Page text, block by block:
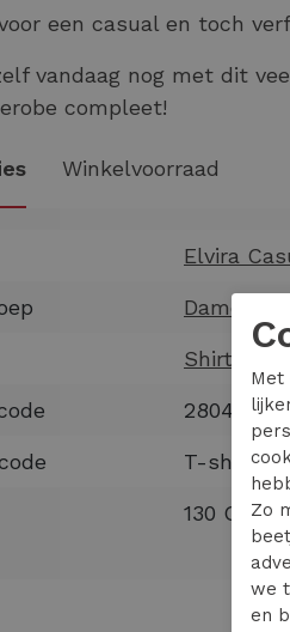
een casual en toch
vandaag nog met dit
compleet!
Winkelvoorraad
Elvira
Dames
Shirts en
28047-22
T-shirt
130 Off
Met
Zo
we
en